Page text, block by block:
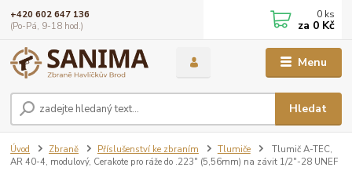
Menu
Hledat
+420 602 647 136
(Po-Pá, 9-18 hod.)
0 ks
za 0 Kč
Úvod Zbraně Příslušenství ke zbraním Tlumiče
Tlumič A-TEC,
AR 40-4, modulový, Cerakote pro ráže do .223" (5,56mm) na závit 1/2"-28 UNEF